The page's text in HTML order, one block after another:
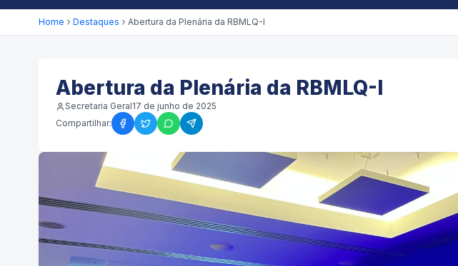
Home Destaques Abertura da Plenária da RBMLQ-I
Abertura da Plenária da RBMLQ-I
Secretaria Geral17 de junho de 2025
Compartilhar: